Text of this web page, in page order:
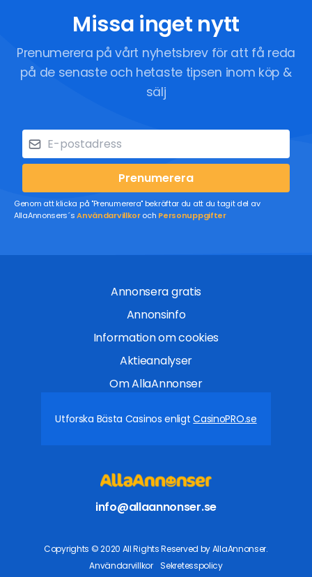
Missa inget nytt
Prenumerera på vårt nyhetsbrev för att få reda
på de senaste och hetaste tipsen inom köp &
sälj
Prenumerera
Genom att klicka på "Prenumerera" bekräftar du att du tagit del av
AllaAnnonsers´sAnvändarvillkoroch Personuppgifter
Annonsera gratis
Annonsinfo
Information om cookies
Aktieanalyser
Om AllaAnnonser
Utforska Bästa Casinos enligtCasinoPRO.se
info@allaannonser.se
Copyrights © 2020 All Rights Reserved by AllaAnnonser.
Användarvillkor
Sekretesspolicy